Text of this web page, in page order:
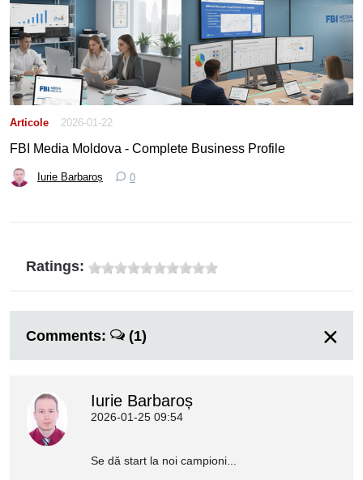
Articole 2026-01-22
FBI Media Moldova - Complete Business Profile
Iurie Barbaroș 0
Ratings:
Comments: (1)
Iurie Barbaroș
2026-01-25 09:54
Se dă start la noi campioni...